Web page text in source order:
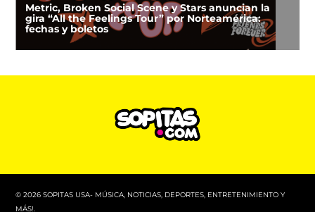
Metric, Broken Social Scene y Stars anuncian la
gira “All the Feelings Tour” por Norteamérica:
fechas y boletos
© 2026 SOPITAS USA- MÚSICA, NOTICIAS, DEPORTES, ENTRETENIMIENTO Y
MÁS!.